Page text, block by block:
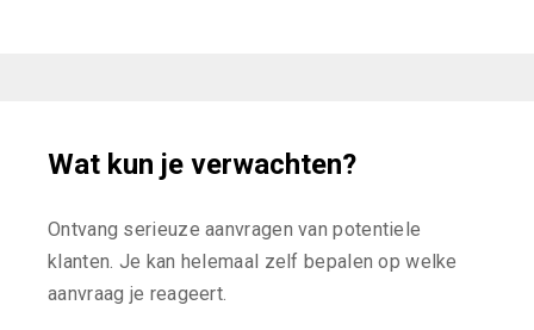
Wat kun je verwachten?
Ontvang serieuze aanvragen van potentiele
klanten. Je kan helemaal zelf bepalen op welke
aanvraag je reageert.